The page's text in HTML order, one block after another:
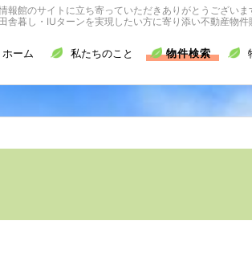
報館のサイトに立ち寄っていただきありがとうござい
暮し・IUターンを実現したい方に寄り添い不動産物件
ホーム 私たちのこと 物件検索